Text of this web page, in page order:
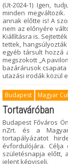
(Ut-2024-1) Igen,
minden
annak előtte is! A
nem az előnyére
Kiállításra is.
tettek,
egyéb társult hozzá
megszokott „A
bazárárusok csapata
utazási irodák közül
Budapest Magyar
Tortaváróban
Budapest Főváros
nZrt. és a
tortapályázatot
évfordulójára.
születésnapja előtt,
jelent képviseli.